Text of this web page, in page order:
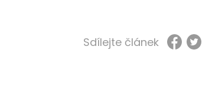
Sdílejte článek